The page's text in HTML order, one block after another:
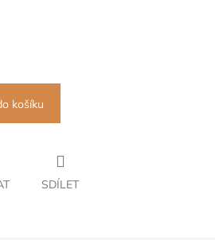
košíku
SDÍLET